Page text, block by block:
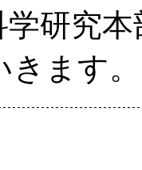
研究
ます。